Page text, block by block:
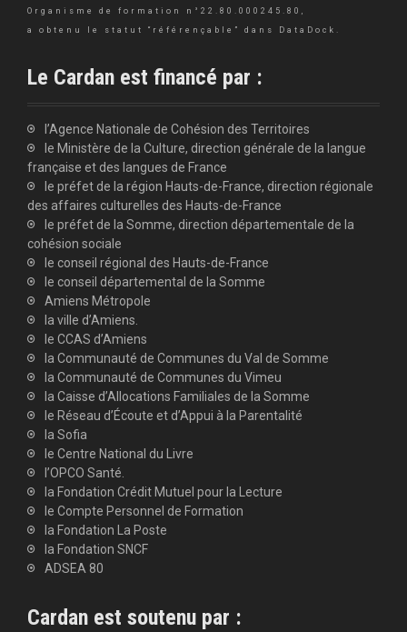
Organisme de formation n°22.80.000245.80,
a obtenu le statut “référençable” dans DataDock.
Le Cardan est financé par :
l’Agence Nationale de Cohésion des Territoires
le Ministère de la Culture, direction générale de la langue
française et des langues de France
le préfet de la région Hauts-de-France, direction régionale
des affaires culturelles des Hauts-de-France
le préfet de la Somme, direction départementale de la
cohésion sociale
le conseil régional des Hauts-de-France
le conseil départemental de la Somme
Amiens Métropole
la ville d’Amiens.
le CCAS d’Amiens
la Communauté de Communes du Val de Somme
la Communauté de Communes du Vimeu
la Caisse d’Allocations Familiales de la Somme
le Réseau d’Écoute et d’Appui à la Parentalité
la Sofia
le Centre National du Livre
l’OPCO Santé.
la Fondation Crédit Mutuel pour la Lecture
le Compte Personnel de Formation
la Fondation La Poste
la Fondation SNCF
ADSEA 80
Cardan est soutenu par :